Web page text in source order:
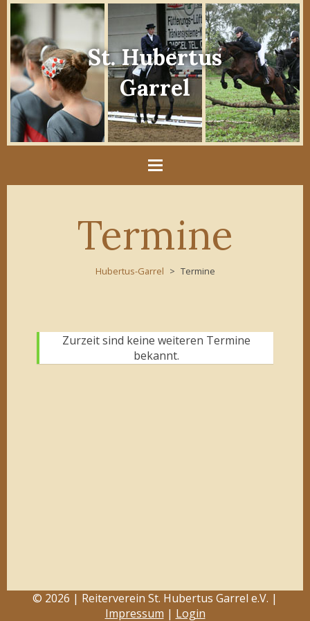
St. Hubertus
Garrel
Termine
Hubertus-Garrel Termine
Zurzeit sind keine weiteren Termine
bekannt.
© 2026 | Reiterverein St. Hubertus Garrel e.V. |
Impressum | Login